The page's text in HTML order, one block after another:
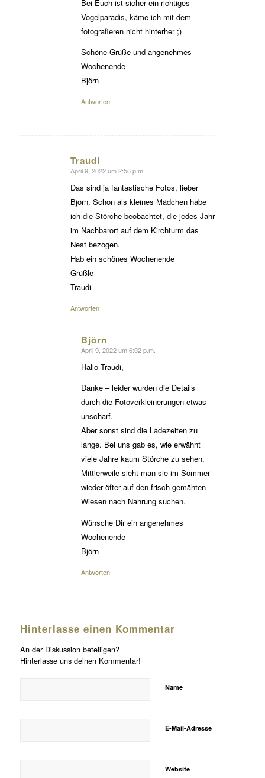
Bei Euch ist sicher ein richtiges
Vogelparadis, käme ich mit dem
fotografieren nicht hinterher ;)
Schöne Grüße und angenehmes
Wochenende
Björn
Antworten
Traudi
sagte:
April 9, 2022 um 2:56 p.m.
Das sind ja fantastische Fotos, lieber
Björn. Schon als kleines Mädchen habe
ich die Störche beobachtet, die jedes Jahr
im Nachbarort auf dem Kirchturm das
Nest bezogen.
Hab ein schönes Wochenende
Grüßle
Traudi
Antworten
Björn
sagte:
April 9, 2022 um 6:02 p.m.
Hallo Traudi,
Danke – leider wurden die Details
durch die Fotoverkleinerungen etwas
unscharf.
Aber sonst sind die Ladezeiten zu
lange. Bei uns gab es, wie erwähnt
viele Jahre kaum Störche zu sehen.
Mittlerweile sieht man sie im Sommer
wieder öfter auf den frisch gemähten
Wiesen nach Nahrung suchen.
Wünsche Dir ein angenehmes
Wochenende
Björn
Antworten
Hinterlasse einen Kommentar
An der Diskussion beteiligen?
Hinterlasse uns deinen Kommentar!
Name
E-Mail-Adresse
Website